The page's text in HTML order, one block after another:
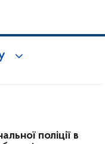
поліції в